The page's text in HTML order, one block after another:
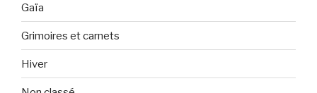
Gaïa
Grimoires et carnets
Hiver